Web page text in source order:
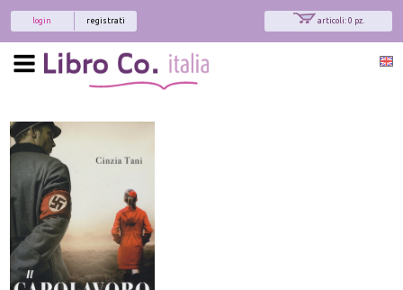
articoli: 0 pz.
registrati
login